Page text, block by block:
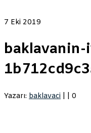
7 Eki 2019
baklavanin-
Yazarı: baklavaci 0